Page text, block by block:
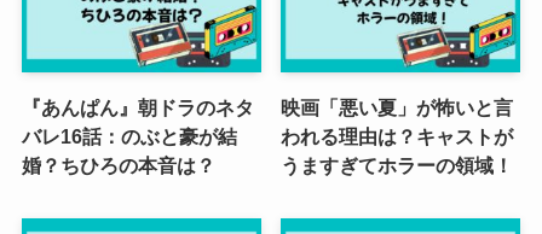
『あんぱん』朝ドラのネタ
バレ16話：のぶと豪が結
婚？ちひろの本音は？
映画「悪い夏」が怖いと言
われる理由は？キャストが
うますぎてホラーの領域！